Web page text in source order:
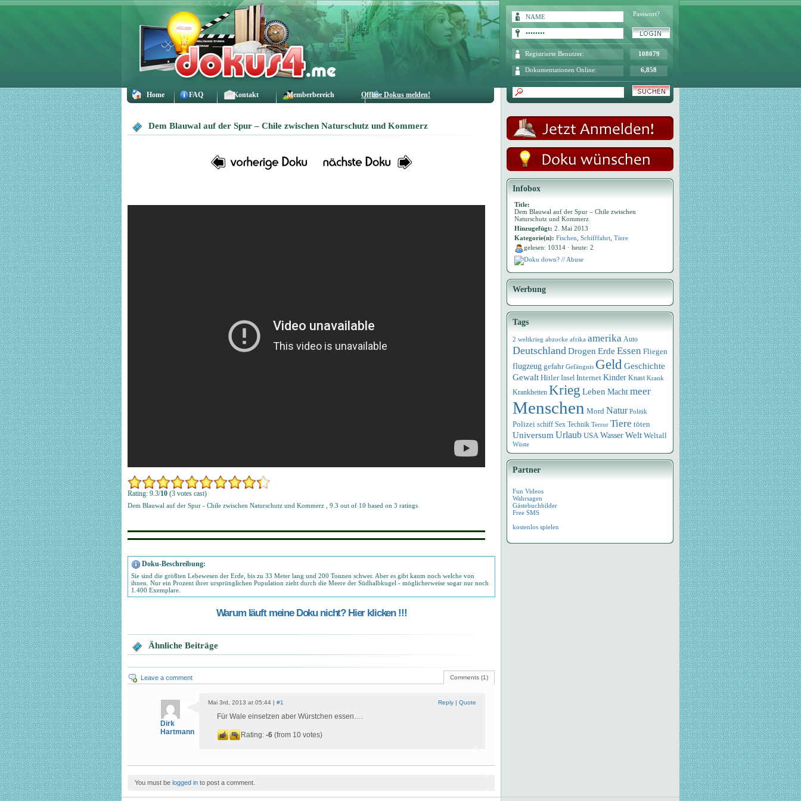
Home FAQ Kontakt Memberbereich Offline Dokus melden!
Passwort?
Registrierte Benutzer: 108079
Dokumentationen Online: 6,858
Dem Blauwal auf der Spur – Chile zwischen Naturschutz und Kommerz
Rating: 9.3/10 (3 votes cast)
Dem Blauwal auf der Spur - Chile zwischen Naturschutz und Kommerz 9.3 out of 10 based on 3 ratings
Doku-Beschreibung:
Sie sind die größten Lebewesen der Erde, bis zu 33 Meter lang und 200 Tonnen schwer. Aber es gibt kaum noch welche von
ihnen. Nur ein Prozent ihrer ursprünglichen Population zieht durch die Meere der Südhalbkugel - möglicherweise sogar nur noch
1.400 Exemplare.
Warum läuft meine Doku nicht? Hier klicken !!!
Ähnliche Beiträge
Comments (1)
Leave a comment
Dirk
Hartmann
Mai 3rd, 2013 at 05:44 | #1 Reply | Quote
Für Wale einsetzen aber Würstchen essen….
Rating: -6 (from 10 votes)
You must be logged in to post a comment.
Infobox
Title:
Dem Blauwal auf der Spur – Chile zwischen
Naturschutz und Kommerz
Hinzugefügt: 2. Mai 2013
Kategorie(n): Fischen Schifffahrt Tiere
gelesen: 10314 · heute: 2
Doku down? // Abuse
Werbung
Tags
2 weltkrieg abzocke afrika amerika Auto
DeutschlandDrogen Erde Essen Fliegen
flugzeug gefahr Gefängnis GeldGeschichte
Gewalt Hitler Insel Internet Kinder Knast Krank
Krankheiten Krieg Leben Macht meer
Menschen Mord Natur Politik
Polizei schiff Sex Technik Terror Tiere töten
Universum Urlaub USA WasserWelt Weltall
Wüste
Partner
Fun Videos
Wahrsagen
Gästebuchbilder
Free SMS
kostenlos spielen